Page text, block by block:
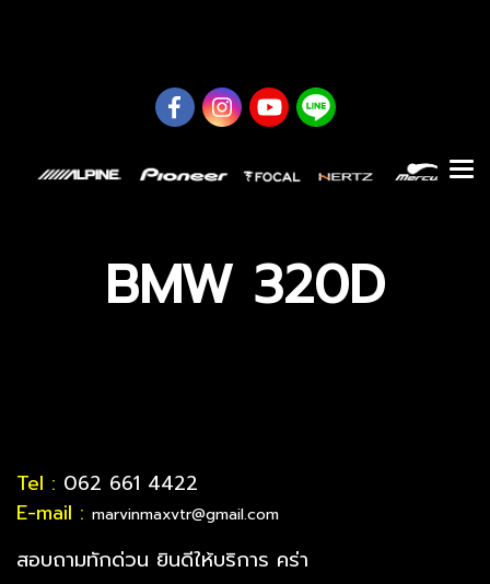
BMW 320D
Tel : 062 661 4422
E-mail : marvinmaxvtr@gmail.com
สอบถามทักด่วน ยินดีให้บริการ คร่า